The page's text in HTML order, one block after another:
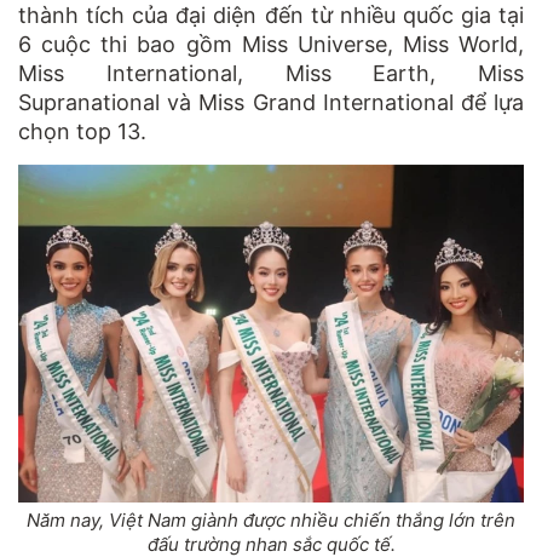
thành tích của đại diện đến từ nhiều quốc gia tại
6 cuộc thi bao gồm Miss Universe, Miss World,
Miss International, Miss Earth, Miss
Supranational và Miss Grand International để lựa
chọn top 13.
Năm nay, Việt Nam giành được nhiều chiến thắng lớn trên
đấu trường nhan sắc quốc tế.